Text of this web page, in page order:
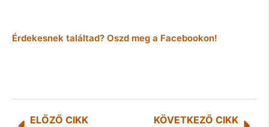
Érdekesnek találtad? Oszd meg a Facebookon!
ELŐZŐ CIKK KÖVETKEZŐ CIKK